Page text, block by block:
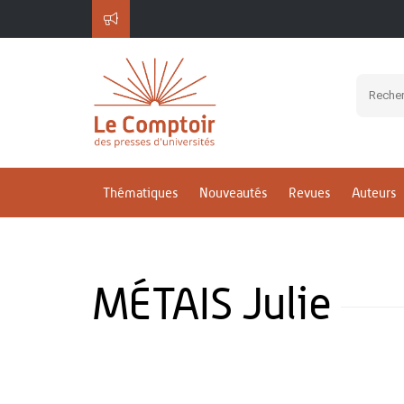
Thématiques Nouveautés Revues Auteurs
MÉTAIS Julie